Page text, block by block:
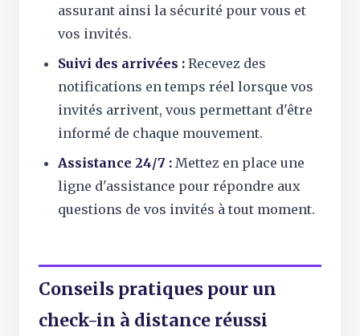
assurant ainsi la sécurité pour vous et
vos invités.
Suivi des arrivées : Recevez des
notifications en temps réel lorsque vos
invités arrivent, vous permettant d'être
informé de chaque mouvement.
Assistance 24/7 : Mettez en place une
ligne d'assistance pour répondre aux
questions de vos invités à tout moment.
Conseils pratiques pour un
check-in à distance réussi